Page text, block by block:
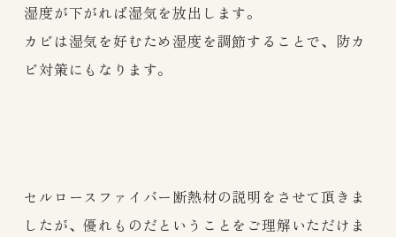
湿度が下がれば湿気を放出します。
カビは湿気を好むため湿度を調節することで、防カ
ビ対策にもなります。
セルロースファイバー断熱材の説明をさせて頂きま
したが、優れものだということをご理解いただけま